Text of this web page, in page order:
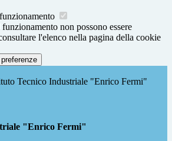
non possono essere
l'elenco nella pagina della cookie
Tecnico Industriale "Enrico Fermi"
"Enrico Fermi"